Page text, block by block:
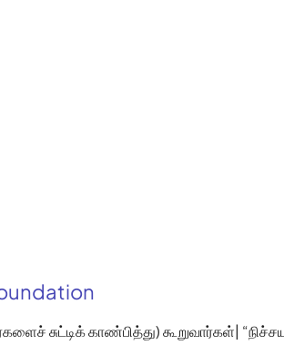
சுட்டிக் காண்பித்து) கூறுவார்கள்|